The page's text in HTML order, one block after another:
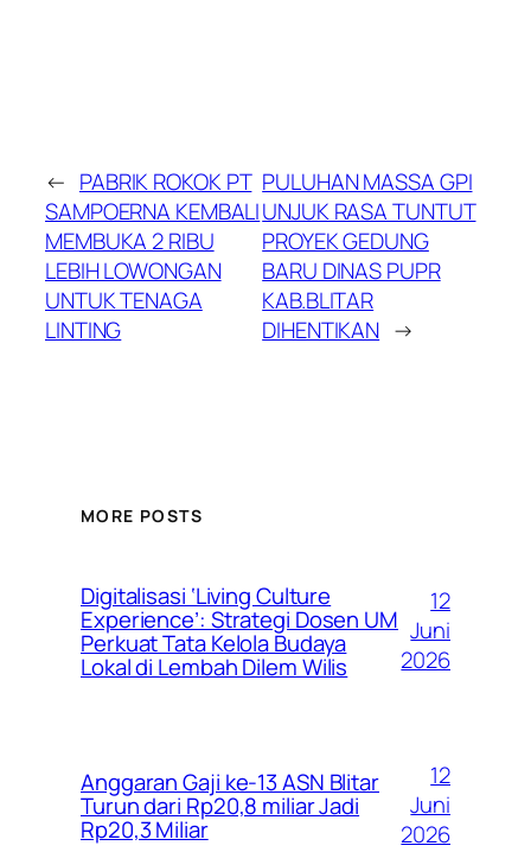
← PABRIK ROKOK PT
SAMPOERNA KEMBALI
MEMBUKA 2 RIBU
LEBIH LOWONGAN
UNTUK TENAGA
LINTING
PULUHAN MASSA GPI
UNJUK RASA TUNTUT
PROYEK GEDUNG
BARU DINAS PUPR
KAB.BLITAR
DIHENTIKAN →
MORE POSTS
Digitalisasi ‘Living Culture
Experience’: Strategi Dosen UM
Perkuat Tata Kelola Budaya
Lokal di Lembah Dilem Wilis
12
Juni
2026
Anggaran Gaji ke-13 ASN Blitar
Turun dari Rp20,8 miliar Jadi
Rp20,3 Miliar
12
Juni
2026